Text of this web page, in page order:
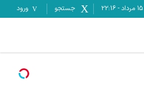
-
22:16 جستجو ورود